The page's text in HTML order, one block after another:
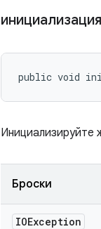
инициализация
public void
Инициализируйте
Броски
IOException